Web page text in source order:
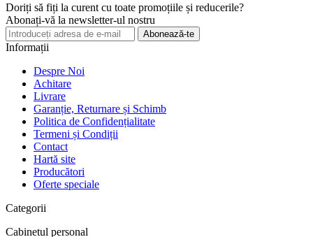
Doriți să fiți la curent cu toate promoțiile și reducerile?
Abonați-vă la newsletter-ul nostru
Abonează-te
Informații
Despre Noi
Achitare
Livrare
Garanție, Returnare și Schimb
Politica de Confidențialitate
Termeni și Condiții
Contact
Hartă site
Producători
Oferte speciale
Categorii
Cabinetul personal